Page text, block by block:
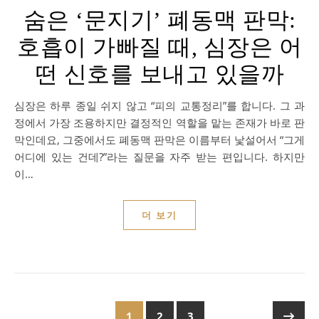
숨은 ‘문지기’ 폐동맥 판막:
호흡이 가빠질 때, 심장은 어
떤 신호를 보내고 있을까
심장은 하루 종일 쉬지 않고 “피의 교통정리”를 합니다. 그 과
정에서 가장 조용하지만 결정적인 역할을 맡는 존재가 바로 판
막인데요, 그중에서도 폐동맥 판막은 이름부터 낯설어서 “그게
어디에 있는 건데?”라는 질문을 자주 받는 편입니다. 하지만
이…
더 보기
1 2 3